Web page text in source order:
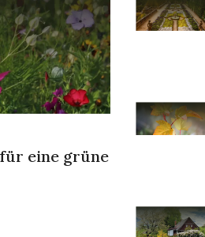
eine grüne